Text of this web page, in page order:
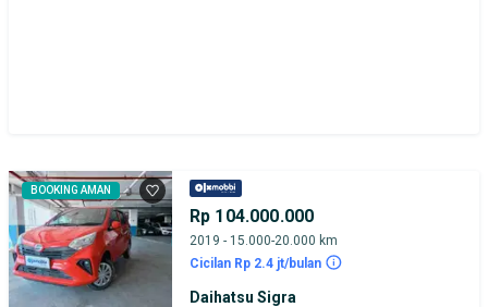
BOOKING AMAN
Rp 104.000.000
2019 - 15.000-20.000 km
Cicilan Rp 2.4 jt/bulan
Daihatsu Sigra